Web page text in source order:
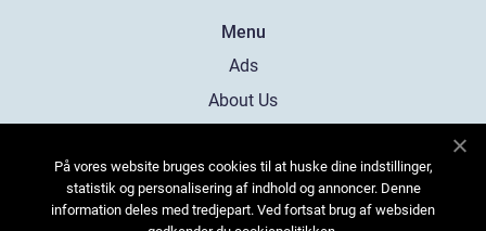
Menu
Ads
About Us
Contact
Sitemap
På vores website bruges cookies til at huske dine indstillinger,
statistik og personalisering af indhold og annoncer. Denne
information deles med tredjepart. Ved fortsat brug af websiden